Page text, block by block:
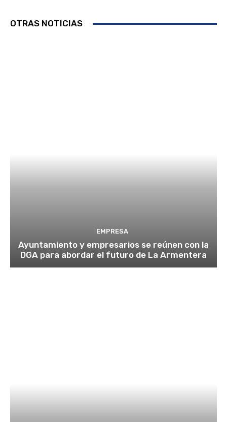
OTRAS NOTICIAS
EMPRESA
Ayuntamiento y empresarios se reúnen con la
DGA para abordar el futuro de La Armentera